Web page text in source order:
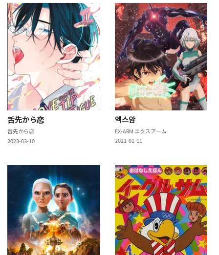
舌先から恋
舌先から恋
2023-03-10
엑스암
EX-ARM エクスアーム
2021-01-11